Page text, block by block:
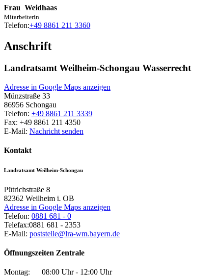
Frau Weidhaas
Mitarbeiterin
Telefon:+49 8861 211 3360
Anschrift
Landratsamt Weilheim-Schongau Wasserrecht
Adresse in Google Maps anzeigen
Münzstraße 33
86956 Schongau
Telefon: +49 8861 211 3339
Fax: +49 8861 211 4350
E-Mail: Nachricht senden
Kontakt
Landratsamt Weilheim-Schongau
Pütrichstraße 8
82362 Weilheim i. OB
Adresse in Google Maps anzeigen
Telefon: 0881 681 - 0
Telefax:0881 681 - 2353
E-Mail: poststelle@lra-wm.bayern.de
Öffnungszeiten Zentrale
Montag:
08:00 Uhr - 12:00 Uhr